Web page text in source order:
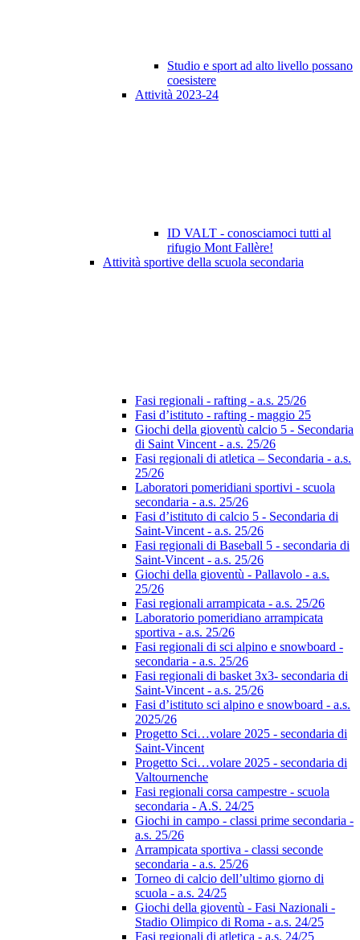
Studio e sport ad alto livello possano
coesistere
Attività 2023-24
ID VALT - conosciamoci tutti al
rifugio Mont Fallère!
Attività sportive della scuola secondaria
Fasi regionali - rafting - a.s. 25/26
Fasi d’istituto - rafting - maggio 25
Giochi della gioventù calcio 5 - Secondaria
di Saint Vincent - a.s. 25/26
Fasi regionali di atletica – Secondaria - a.s.
25/26
Laboratori pomeridiani sportivi - scuola
secondaria - a.s. 25/26
Fasi d’istituto di calcio 5 - Secondaria di
Saint-Vincent - a.s. 25/26
Fasi regionali di Baseball 5 - secondaria di
Saint-Vincent - a.s. 25/26
Giochi della gioventù - Pallavolo - a.s.
25/26
Fasi regionali arrampicata - a.s. 25/26
Laboratorio pomeridiano arrampicata
sportiva - a.s. 25/26
Fasi regionali di sci alpino e snowboard -
secondaria - a.s. 25/26
Fasi regionali di basket 3x3- secondaria di
Saint-Vincent - a.s. 25/26
Fasi d’istituto sci alpino e snowboard - a.s.
2025/26
Progetto Sci…volare 2025 - secondaria di
Saint-Vincent
Progetto Sci…volare 2025 - secondaria di
Valtournenche
Fasi regionali corsa campestre - scuola
secondaria - A.S. 24/25
Giochi in campo - classi prime secondaria -
a.s. 25/26
Arrampicata sportiva - classi seconde
secondaria - a.s. 25/26
Torneo di calcio dell’ultimo giorno di
scuola - a.s. 24/25
Giochi della gioventù - Fasi Nazionali -
Stadio Olimpico di Roma - a.s. 24/25
Fasi regionali di atletica - a.s. 24/25